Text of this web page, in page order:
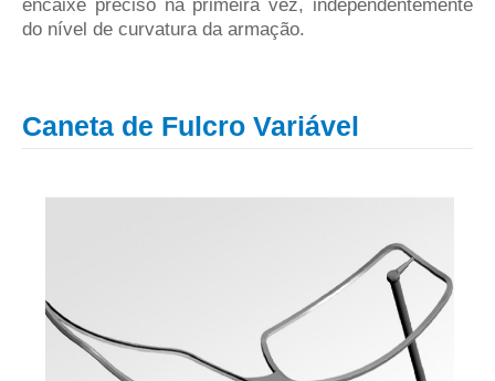
encaixe preciso na primeira vez, independentemente
do nível de curvatura da armação.
Caneta de Fulcro Variável